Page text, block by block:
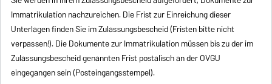
Immatrikulation nachzureichen. Die Frist zur Einreichung dieser
Unterlagen finden Sie im Zulassungsbescheid (Fristen bitte nicht
verpassen!). Die Dokumente zur Immatrikulation müssen bis zu der im
Zulassungsbescheid genannten Frist postalisch an der OVGU
eingegangen sein (Posteingangsstempel).